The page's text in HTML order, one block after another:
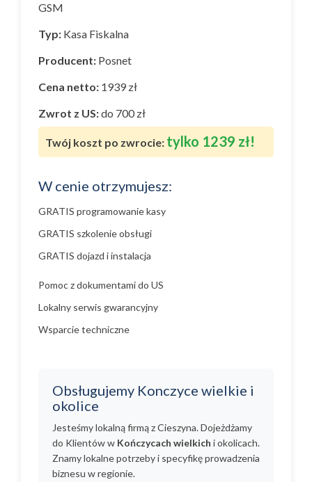
GSM
Typ: Kasa Fiskalna
Producent: Posnet
Cena netto: 1939 zł
Zwrot z US:do 700 zł
Twój koszt po zwrocie: tylko 1239 zł!
W cenie otrzymujesz:
GRATIS programowanie kasy
GRATIS szkolenie obsługi
GRATIS dojazd i instalacja
Pomoc z dokumentami do US
Lokalny serwis gwarancyjny
Wsparcie techniczne
Obsługujemy Konczyce wielkie i
okolice
Jesteśmy lokalną firmą z Cieszyna. Dojeżdżamy
do Klientów w Kończycach wielkich i okolicach.
Znamy lokalne potrzeby i specyfikę prowadzenia
biznesu w regionie.